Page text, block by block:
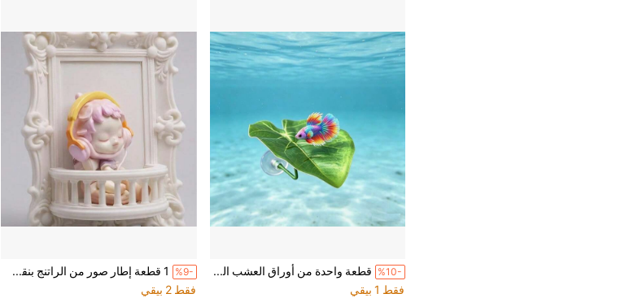
%10-
قطعة واحدة من أوراق العشب المائي الاصطناعي لديكور الحوض، سرير راحة/إخفاء/تفريخ للأسماك، ورقة عريضة ذات كوب شفط لراحة أسماك البيتا، سرير نوم/راحة للأسماك الزخرفية الصغيرة، تنسيق حوض الأسماك، إكسسوار ديكور حوض الأسماك من أوراق عائمة للإخفاء/التفريخ للأسماك/الروبيان
فقط 1 بيقي
%9-
1 قطعة إطار صور من الراتنج بنقش بارز ثلاثي الأبعاد على طراز روكوكو فرنسي عتيق، حامل عرض صندوق عمي، منظم تخزين على شكل شرفة لدمى الشخصيات، رف عرض مكتبي مقاوم للغبار لهواة جمع صناديق العمياء
فقط 2 بيقي